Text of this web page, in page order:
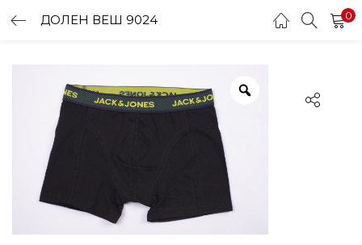
ДОЛЕН ВЕШ 9024 0
LOGIN
Enter your username and password to login.
Remember me
Login